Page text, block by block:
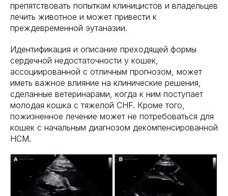
препятствовать попыткам клиницистов и владельцев
лечить животное и может привести к
преждевременной эутаназии.
Идентификация и описание преходящей формы
сердечной недостаточности у кошек,
ассоциированной с отличным прогнозом, может
иметь важное влияние на клинические решения,
сделанные ветеринарами, когда к ним поступает
молодая кошка с тяжелой CHF. Кроме того,
пожизненное лечение может не потребоваться для
кошек с начальным диагнозом декомпенсированной
HCM.